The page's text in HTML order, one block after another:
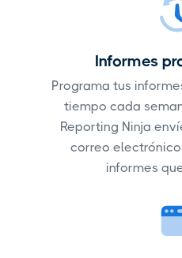
Informes
Programa tus
tiempo cada
Reporting Ninja
correo
informes